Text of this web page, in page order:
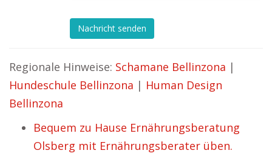
Nachricht senden
Regionale Hinweise: Schamane Bellinzona |
Hundeschule Bellinzona | Human Design
Bellinzona
Bequem zu Hause Ernährungsberatung
Olsberg mit Ernährungsberater üben.